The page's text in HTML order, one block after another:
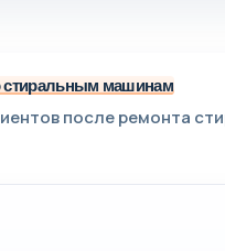
стиральным машинам
после ремонта